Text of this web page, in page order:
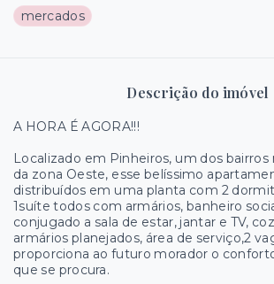
mercados
Descrição do imóvel
A HORA É AGORA!!!
Localizado em Pinheiros, um dos bairros
da zona Oeste, esse belíssimo
distribuídos em uma planta com 2
1suíte todos com armários, banheiro
conjugado a sala de estar, jantar e TV,
armários planejados, área de serviço,2
proporciona ao futuro morador o
que se procura.